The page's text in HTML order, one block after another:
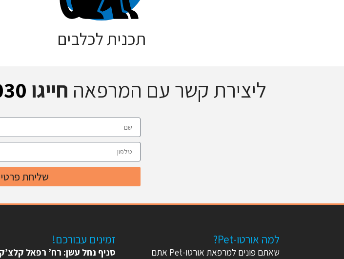
תכנית לכלבים
ליצירת קשר עם המרפאה חייגו
שליחת
למה אורטו-Pet?
שאתם פונים למרפאת אורטו-Pet אתם
זמינים עבורכם!
סניף נחל עשן: רח’ רפאל